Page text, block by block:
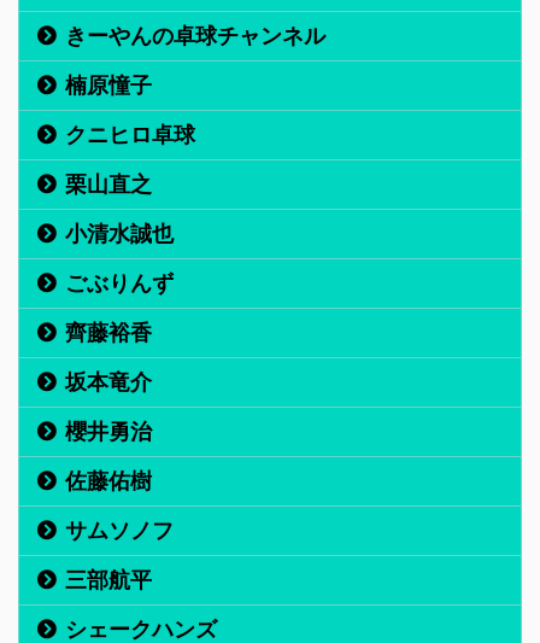
きーやんの卓球チャンネル
楠原憧子
クニヒロ卓球
栗山直之
小清水誠也
ごぶりんず
齊藤裕香
坂本竜介
櫻井勇治
佐藤佑樹
サムソノフ
三部航平
シェークハンズ